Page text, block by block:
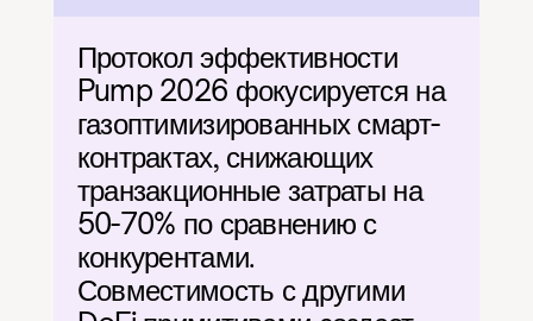
Протокол эффективности
Pump 2026 фокусируется на
газоптимизированных смарт-
контрактах, снижающих
транзакционные затраты на
50-70% по сравнению с
конкурентами.
Совместимость с другими